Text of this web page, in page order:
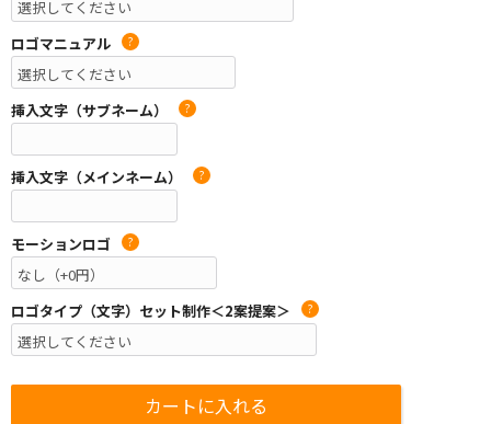
ロゴマニュアル ?
挿入文字（サブネーム） ?
挿入文字（メインネーム） ?
モーションロゴ ?
ロゴタイプ（文字）セット制作＜2案提案＞ ?